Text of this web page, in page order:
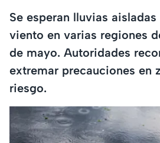
Se esperan lluvias
viento en varias regiones
de mayo. Autoridades
extremar precauciones en
riesgo.